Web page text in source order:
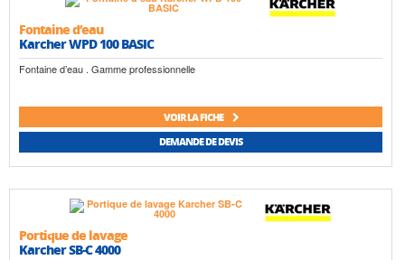
Fontaine d’eau
Karcher WPD 100 BASIC
Fontaine d’eau . Gamme professionnelle
VOIR LA FICHE
DEMANDE DE DEVIS
Portique de lavage
Karcher SB-C 4000